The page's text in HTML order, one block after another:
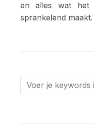
en alles wat het
sprankelend maakt.